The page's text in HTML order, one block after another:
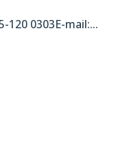
120 0303E-mail:...